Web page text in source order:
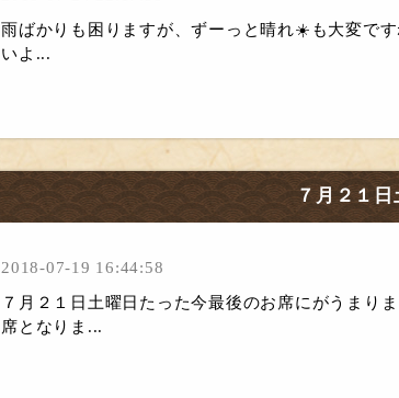
雨ばかりも困りますが、ずーっと晴れ☀️も大変で
いよ...
７月２１日
2018-07-19 16:44:58
７月２１日土曜日たった今最後のお席にがうまり
席となりま...